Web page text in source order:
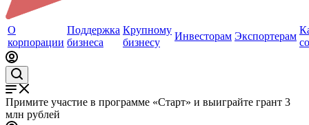
О
корпорации
Поддержка
бизнеса
Крупному
бизнесу
Инвесторам Экспортерам
Примите участие в программе «Старт» и выиграйте грант 3
млн рублей